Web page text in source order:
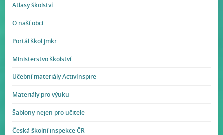
Atlasy školství
O naší obci
Portál škol jmkr.
Ministerstvo školství
Učební materiály ActivInspire
Materiály pro výuku
Šablony nejen pro učitele
Česká školní inspekce ČR